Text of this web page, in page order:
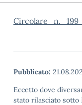
Pubblicato:
Eccetto dove
stato rilasciato sotto